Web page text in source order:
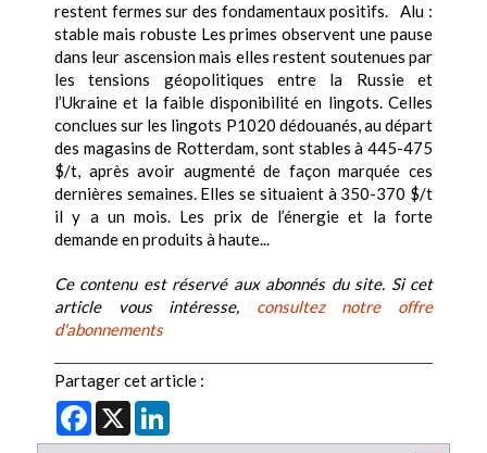
restent fermes sur des fondamentaux positifs. Alu :
stable mais robuste Les primes observent une pause
dans leur ascension mais elles restent soutenues par
les tensions géopolitiques entre la Russie et
l’Ukraine et la faible disponibilité en lingots. Celles
conclues sur les lingots P1020 dédouanés, au départ
des magasins de Rotterdam, sont stables à 445-475
$/t, après avoir augmenté de façon marquée ces
dernières semaines. Elles se situaient à 350-370 $/t
il y a un mois. Les prix de l’énergie et la forte
demande en produits à haute...
Ce contenu est réservé aux abonnés du site. Si cet
article vous intéresse, consultez notre offre
d'abonnements
Partager cet article :
Facebook
X